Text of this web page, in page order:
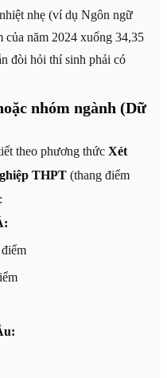
nhẹ (ví dụ Ngôn ngữ
năm 2024 xuống 34,35
đòi hỏi thí sinh phải có
nhóm ngành (Dữ
theo phương thức Xét
THPT (thang điểm